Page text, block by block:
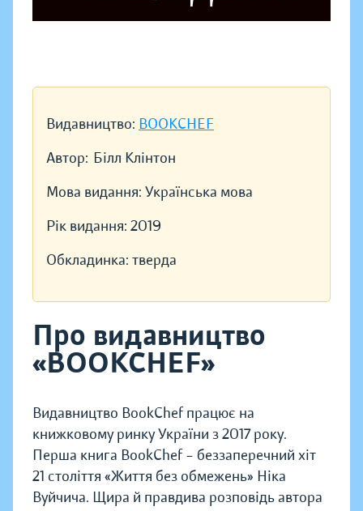
Видавництво: BOOKCHEF
Автор: Білл Клінтон
Мова видання: Українська мова
Рік видання: 2019
Обкладинка: тверда
Про видавництво
«BOOKCHEF»
Видавництво BookChef працює на
книжковому ринку України з 2017 року.
Перша книга BookChef – беззаперечний хіт
21 століття «Життя без обмежень» Ніка
Вуйчича. Щира й правдива розповідь автора